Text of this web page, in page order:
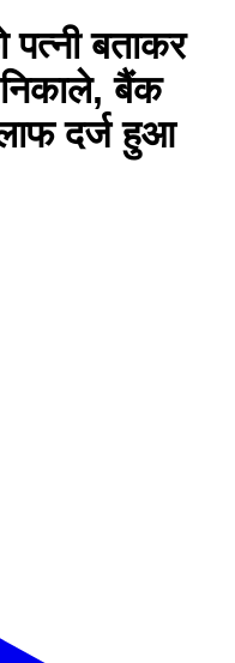
पत्नी बताकर
बैंक
दर्ज हुआ